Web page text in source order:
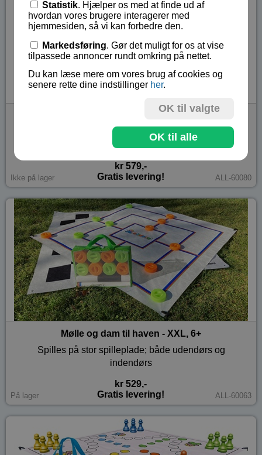
Alldoro 60080 Kæmpe skakspil til haven - XXL
Skak indendørs/udendørs, 158x158cm, brikker op til
26cm høje
Ikke på lager
kr 579,-
Gratis levering!
ALL-60080
Mølle og dam til haven - XXL, 6+
Spilles på stor spilleplade; både udendørs og
indendørs
På lager
kr 529,-
Gratis levering!
ALL-60063
Statistik. Hjælper os med at finde ud af
hvordan vores brugere interagerer med
hjemmesiden, så vi kan forbedre den.
Markedsføring. Gør det muligt for os at vise
tilpassede annoncer rundt omkring på nettet.
Du kan læse mere om vores brug af cookies og
senere rette dine indstillinger her.
OK til valgte
OK til alle